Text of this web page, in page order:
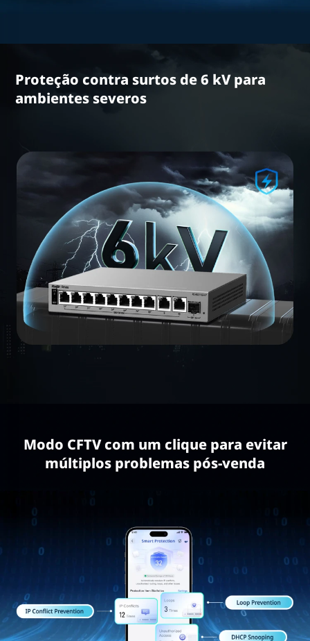
Proteção contra surtos de 6 kV para
ambientes severos
Modo CFTV com um clique para evitar
múltiplos problemas pós-venda